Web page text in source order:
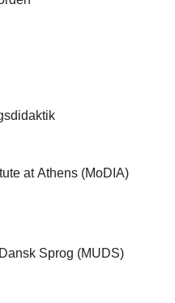
at Athens (MoDIA)
Sprog (MUDS)